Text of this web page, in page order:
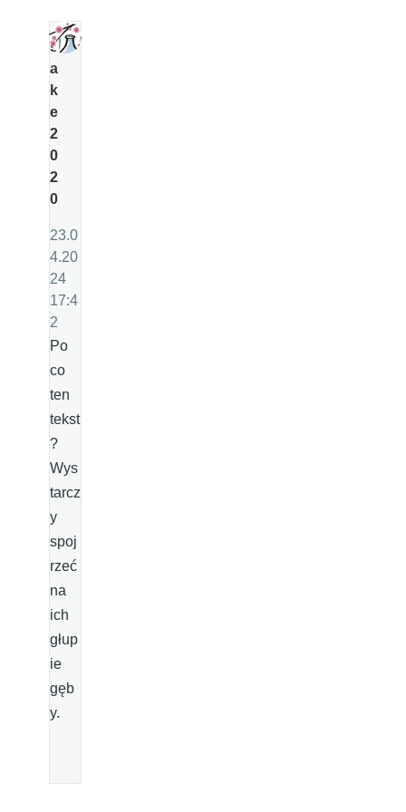
s
a
k
e
2
0
2
0
23.0
4.20
24
17:4
2
Po
co
ten
tekst
?
Wys
tarcz
y
spoj
rzeć
na
ich
głup
ie
gęb
y.